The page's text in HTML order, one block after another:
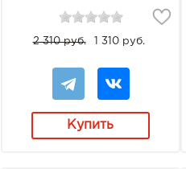
2 310 руб. 1 310 руб.
Купить